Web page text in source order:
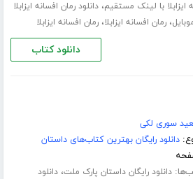
ایزابلا با لینک مستقیم،دانلود رمان افسانه ایزابلا
،رمان افسانه ایزابلا،رمان افسانه ایزابلا
دانلود کتاب
سوری لکی
دانلود رایگان بهترین کتاب‌های داستان
دانلود رایگان داستان پارک ملت،دانلود